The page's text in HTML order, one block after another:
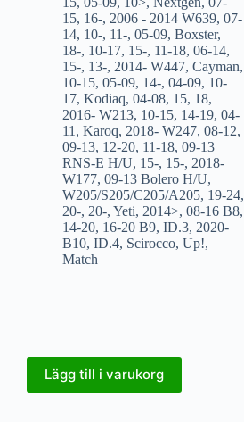
15, 16-, 2006 - 2014 W639, 07-
14, 10-, 11-, 05-09, Boxster,
18-, 10-17, 15-, 11-18, 06-14,
15-, 13-, 2014- W447, Cayman,
10-15, 05-09, 14-, 04-09, 10-
17, Kodiaq, 04-08, 15, 18,
2016- W213, 10-15, 14-19, 04-
11 , Karoq, 2018- W247, 08-12,
09-13, 12-20, 11-18, 09-13
RNS-E H/U, 15-, 15-, 2018-
W177, 09-13 Bolero H/U,
W205/S205/C205/A205, 19-24,
20-, 20-, Yeti, 2014>, 08-16 B8,
14-20, 16-20 B9, ID.3, 2020-
B10, ID.4, Scirocco, Up!,
Match
Lägg till i varukorg